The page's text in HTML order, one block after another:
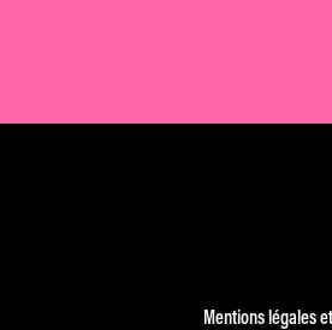
Mentions légales